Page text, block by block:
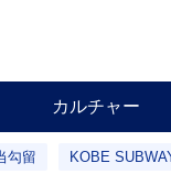
カルチャー
勾留 KOBE